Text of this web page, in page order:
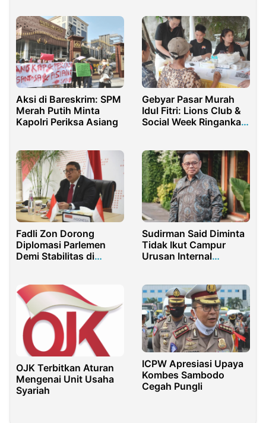
Aksi di Bareskrim: SPM
Merah Putih Minta
Kapolri Periksa Asiang
Gebyar Pasar Murah
Idul Fitri: Lions Club &
Social Week Ringankan
Fadli Zon Dorong
Diplomasi Parlemen
Demi Stabilitas di
Sudirman Said Diminta
Tidak Ikut Campur
Urusan Internal
OJK Terbitkan Aturan
Mengenai Unit Usaha
Syariah
ICPW Apresiasi Upaya
Kombes Sambodo
Cegah Pungli